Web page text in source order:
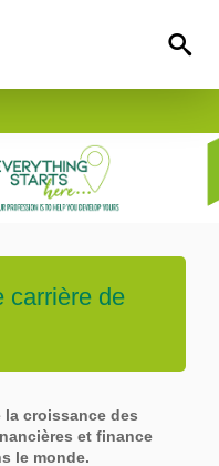
carrière de
la croissance des
et finance
le monde.